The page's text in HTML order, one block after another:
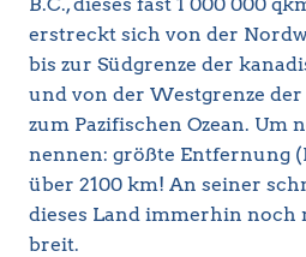
erstreckt sich von der
bis zur Südgrenze der
und von der Westgrenze
zum Pazifischen Ozean. Um
nennen: größte Entfernung
über 2100 km! An seiner
dieses Land immerhin noch
breit.